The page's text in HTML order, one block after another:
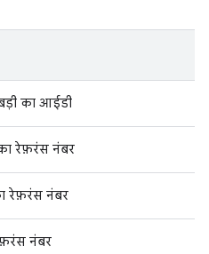
का आईडी
रेफ़रंस नंबर
रेफ़रंस नंबर
नंबर